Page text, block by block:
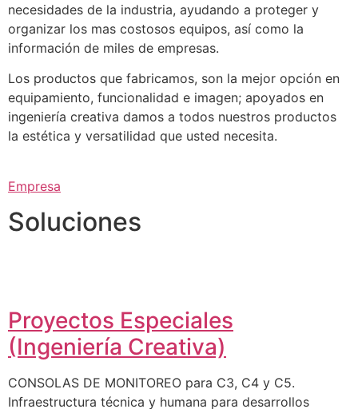
necesidades de la industria, ayudando a proteger y
organizar los mas costosos equipos, así como la
información de miles de empresas.
Los productos que fabricamos, son la mejor opción en
equipamiento, funcionalidad e imagen; apoyados en
ingeniería creativa damos a todos nuestros productos
la estética y versatilidad que usted necesita.
Empresa
Soluciones
Proyectos Especiales
(Ingeniería Creativa)
CONSOLAS DE MONITOREO para C3, C4 y C5.
Infraestructura técnica y humana para desarrollos